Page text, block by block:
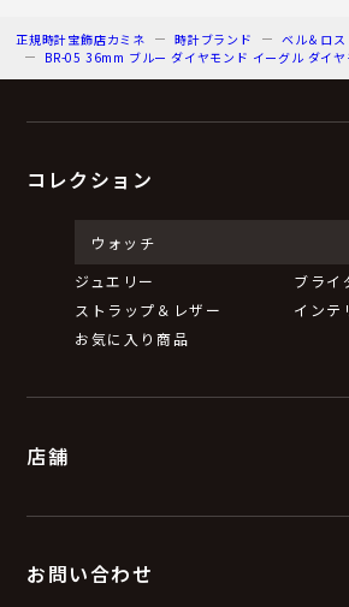
正規時計宝飾店カミネ 時計ブランド ベル＆ロ
BR-05 36mm ブルー ダイヤモンド イーグル ダイヤ
コレクション
ウォッチ
ジュエリー
ブライ
ストラップ＆レザー
インテ
お気に入り商品
店舗
お問い合わせ